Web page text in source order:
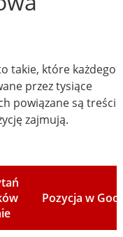
takie, które każdego
przez tysiące
powiązane są treści
zajmują.
Pozycja w